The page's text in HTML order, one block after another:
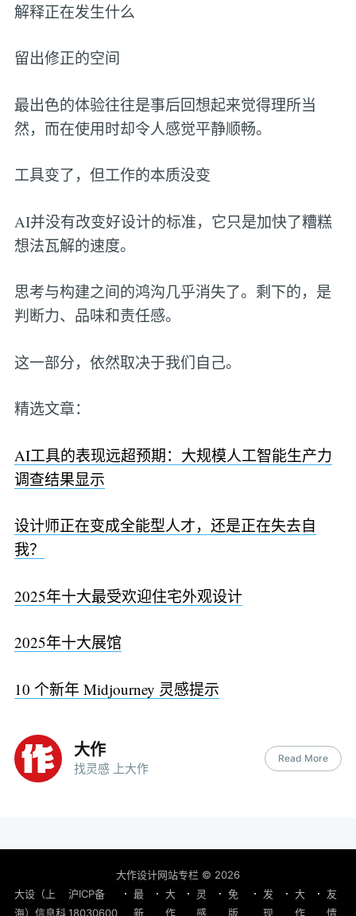
解释正在发生什么
留出修正的空间
最出色的体验往往是事后回想起来觉得理所当
然，而在使用时却令人感觉平静顺畅。
工具变了，但工作的本质没变
AI并没有改变好设计的标准，它只是加快了糟糕
想法瓦解的速度。
思考与构建之间的鸿沟几乎消失了。剩下的，是
判断力、品味和责任感。
这一部分，依然取决于我们自己。
精选文章：
AI工具的表现远超预期：大规模人工智能生产力
调查结果显示
设计师正在变成全能型人才，还是正在失去自
我？
2025年十大最受欢迎住宅外观设计
2025年十大展馆
10 个新年 Midjourney 灵感提示
大作
找灵感 上大作
Read More
大作设计网站专栏 © 2026
大设（上
海）信息科
沪ICP备
18030600
最
新
大
作
灵
感
免
版
发
现
大
作
友
情